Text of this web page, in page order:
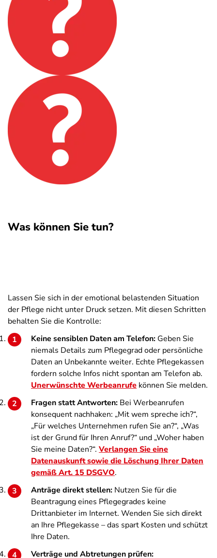
Was können Sie tun?
Lassen Sie sich in der emotional belastenden Situation
der Pflege nicht unter Druck setzen. Mit diesen Schritten
behalten Sie die Kontrolle:
Keine sensiblen Daten am Telefon: Geben Sie
niemals Details zum Pflegegrad oder persönliche
Daten an Unbekannte weiter. Echte Pflegekassen
fordern solche Infos nicht spontan am Telefon ab.
Unerwünschte Werbeanrufe können Sie melden.
Fragen statt Antworten: Bei Werbeanrufen
konsequent nachhaken: „Mit wem spreche ich?“,
„Für welches Unternehmen rufen Sie an?“, „Was
ist der Grund für Ihren Anruf?“ und „Woher haben
Sie meine Daten?“. Verlangen Sie eine
Datenauskunft sowie die Löschung Ihrer Daten
gemäß Art. 15 DSGVO.
Anträge direkt stellen: Nutzen Sie für die
Beantragung eines Pflegegrades keine
Drittanbieter im Internet. Wenden Sie sich direkt
an Ihre Pflegekasse – das spart Kosten und schützt
Ihre Daten.
Verträge und Abtretungen prüfen: